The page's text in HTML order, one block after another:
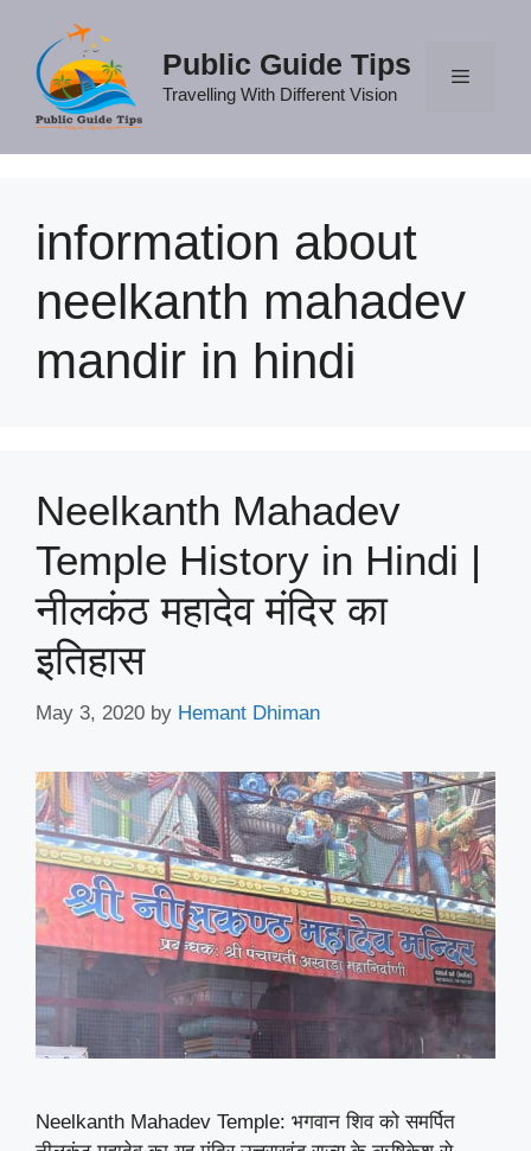
content
Public Guide Tips
Travelling With Different Vision
information about
neelkanth mahadev
mandir in hindi
Neelkanth Mahadev
Temple History in Hindi |
नीलकंठ महादेव मंदिर का
इतिहास
May 3, 2020 by Hemant Dhiman
Neelkanth Mahadev Temple: भगवान शिव को समर्पित